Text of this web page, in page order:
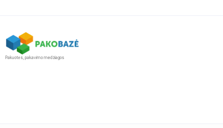
Pakuotės, pakavimo medžiagos